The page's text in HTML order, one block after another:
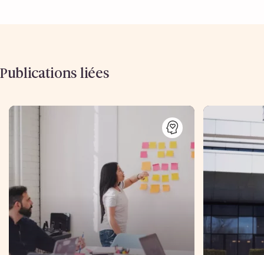
Publications liées